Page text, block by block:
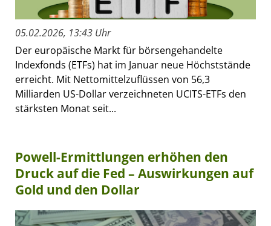
05.02.2026, 13:43 Uhr
Der europäische Markt für börsengehandelte
Indexfonds (ETFs) hat im Januar neue Höchststände
erreicht. Mit Nettomittelzuflüssen von 56,3
Milliarden US-Dollar verzeichneten UCITS-ETFs den
stärksten Monat seit...
Powell-Ermittlungen erhöhen den
Druck auf die Fed – Auswirkungen auf
Gold und den Dollar